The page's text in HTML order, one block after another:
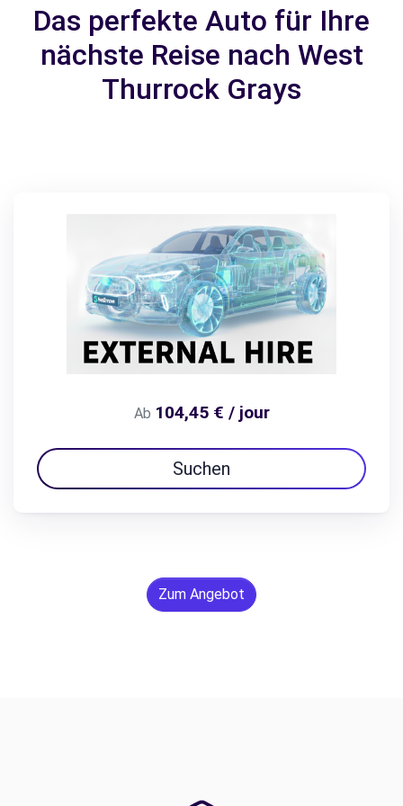
Das perfekte Auto für Ihre
nächste Reise nach West
Thurrock Grays
Ab 104,45 € / jour
Suchen
Zum Angebot